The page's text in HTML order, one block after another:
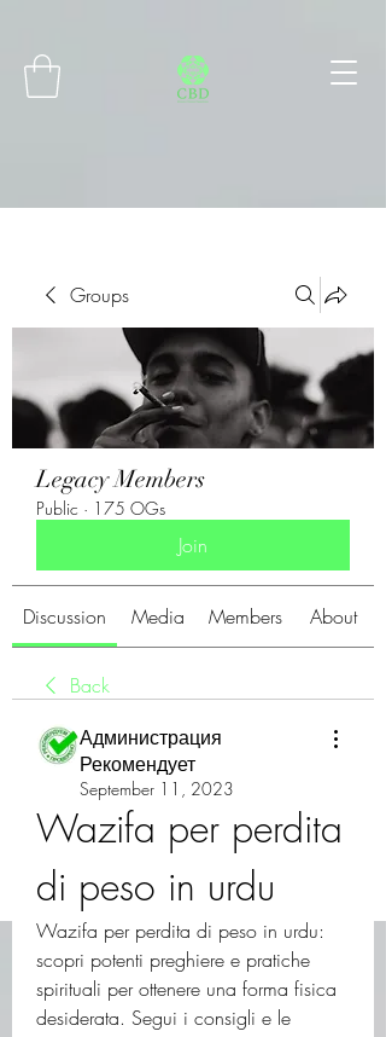
Groups
Legacy Members
Public · 175 OGs
Join
Discussion Media Members About
Back
Администрация
Рекомендует
September 11, 2023
Wazifa per perdita
di peso in urdu
Wazifa per perdita di peso in urdu:
scopri potenti preghiere e pratiche
spirituali per ottenere una forma fisica
desiderata. Segui i consigli e le